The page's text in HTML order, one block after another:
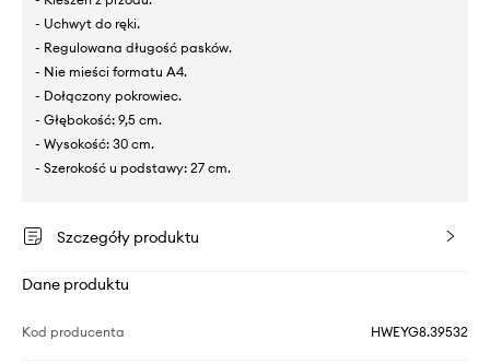
- Uchwyt do ręki.
- Regulowana długość pasków.
- Nie mieści formatu A4.
- Dołączony pokrowiec.
- Głębokość: 9,5 cm.
- Wysokość: 30 cm.
- Szerokość u podstawy: 27 cm.
Szczegóły produktu
Dane produktu
Kod producenta HWEYG8.39532